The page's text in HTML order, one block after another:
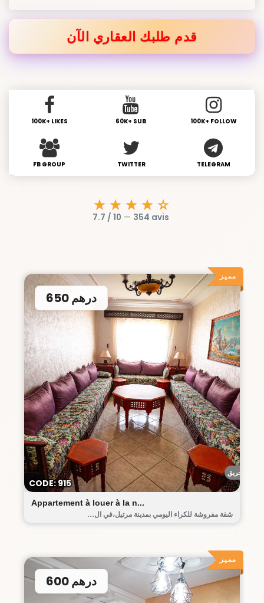
قدم طلبك العقاري الآن
100K+ LIKES 60K+ SUB 100K+ FOLLOW
FB GROUP TWITTER TELEGRAM
★★★★☆
7.7 / 10 — 354 avis
مميز
أحريق
Appartement à louer à la n...
650 درهم
شقة مفروشة للكراء اليومي بمدينة مرتيل،في ال...
CODE: 915
مميز
600 درهم